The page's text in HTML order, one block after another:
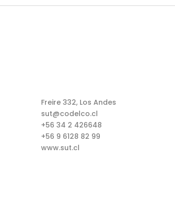
Freire 332, Los Andes
sut@codelco.cl
+56 34 2 426648
+56 9 6128 82 99
www.sut.cl